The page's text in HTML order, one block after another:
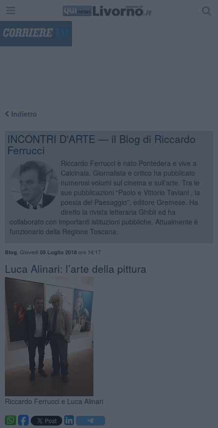
Indietro
INCONTRI D'ARTE — il Blog di Riccardo
Ferrucci
Riccardo Ferrucci è nato Pontedera e vive a
Calcinaia. Giornalista e critico ha pubblicato
numerosi volumi sul cinema e sull’arte. Tra le
sue pubblicazioni “Paolo e Vittorio Taviani , la
poesia del Paesaggio”, editore Gremese. Ha
diretto la rivista letteraria Ghibli ed ha
collaborato con importanti istituzioni pubbliche. Attualmente è
funzionario della Regione Toscana.
Blog Giovedì 05 Luglio 2018ore 14:17
Luca Alinari: l’arte della pittura
Riccardo Ferrucci e Luca Alinari